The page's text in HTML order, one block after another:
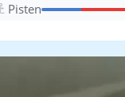
Pisten